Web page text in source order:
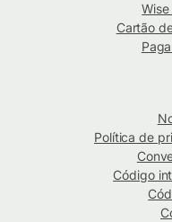
Cartão
Política de
Código